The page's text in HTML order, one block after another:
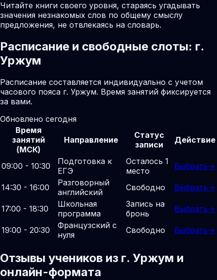
Читайте книги своего уровня, стараясь угадывать
значения незнакомых слов по общему смыслу
предложения, не отвлекаясь на словарь.
Расписание и свободные слоты: г.
Уржум
Расписание составляется индивидуально с учетом
часового пояса г. Уржум. Время занятий фиксируется
за вами.
Обновлено сегодня
Время
занятий
(МСК)
Направление
Статус
записи
Действие
09:00 - 10:30
Подготовка к
ЕГЭ
Осталось 1
место
Выбрать→
14:30 - 16:00
Разговорный
английский
Свободно Выбрать→
17:00 - 18:30
Школьная
программа
Запись на
бронь
Выбрать→
19:00 - 20:30
Французский с
нуля
Свободно Выбрать→
Отзывы учеников из г. Уржум и
онлайн-формата